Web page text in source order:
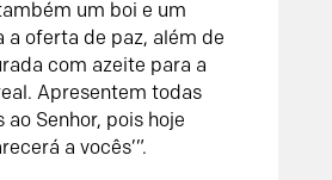
um boi e um
a oferta de paz, além de
com azeite para a
Apresentem todas
ao Senhor, pois hoje
a vocês’”.